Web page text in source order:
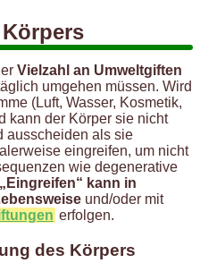
Vielzahl an Umweltgiften
umgehen müssen. Wird
(Luft, Wasser, Kosmetik,
kann der Körper sie nicht
ausscheiden als sie
eingreifen, um nicht
wie degenerative
„Eingreifen“ kann in
und/oder mit
erfolgen.
des Körpers